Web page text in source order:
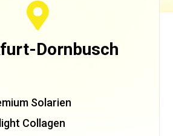

Dornbusch
Solarien
Collagen